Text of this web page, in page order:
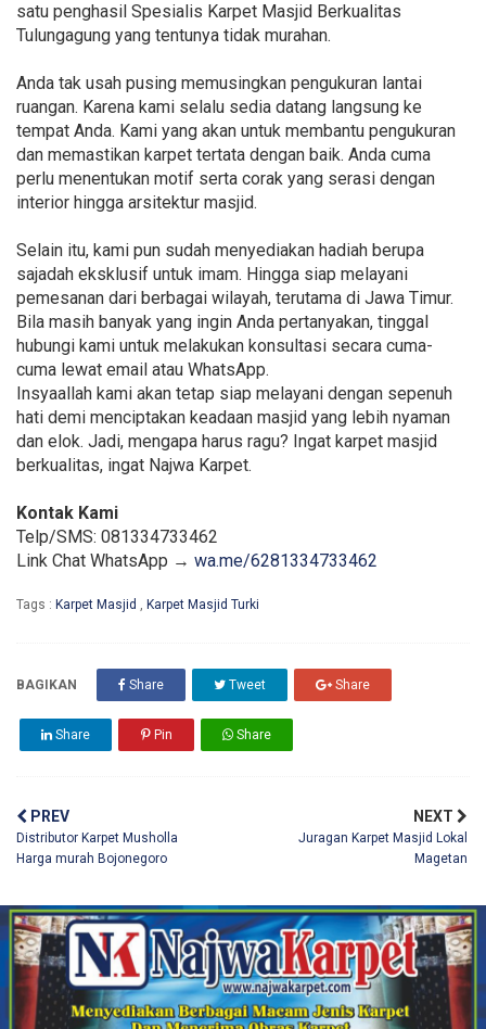
satu penghasil Spesialis Karpet Masjid Berkualitas
Tulungagung yang tentunya tidak murahan.
Anda tak usah pusing memusingkan pengukuran lantai
ruangan. Karena kami selalu sedia datang langsung ke
tempat Anda. Kami yang akan untuk membantu pengukuran
dan memastikan karpet tertata dengan baik. Anda cuma
perlu menentukan motif serta corak yang serasi dengan
interior hingga arsitektur masjid.
Selain itu, kami pun sudah menyediakan hadiah berupa
sajadah eksklusif untuk imam. Hingga siap melayani
pemesanan dari berbagai wilayah, terutama di Jawa Timur.
Bila masih banyak yang ingin Anda pertanyakan, tinggal
hubungi kami untuk melakukan konsultasi secara cuma-
cuma lewat email atau WhatsApp.
Insyaallah kami akan tetap siap melayani dengan sepenuh
hati demi menciptakan keadaan masjid yang lebih nyaman
dan elok. Jadi, mengapa harus ragu? Ingat karpet masjid
berkualitas, ingat Najwa Karpet.
Kontak Kami
Telp/SMS: 081334733462
Link Chat WhatsApp → wa.me/6281334733462
Tags : Karpet Masjid , Karpet Masjid Turki
BAGIKAN Share Tweet Share
Share Pin Share
PREV
Distributor Karpet Musholla
Harga murah Bojonegoro
NEXT
Juragan Karpet Masjid Lokal
Magetan